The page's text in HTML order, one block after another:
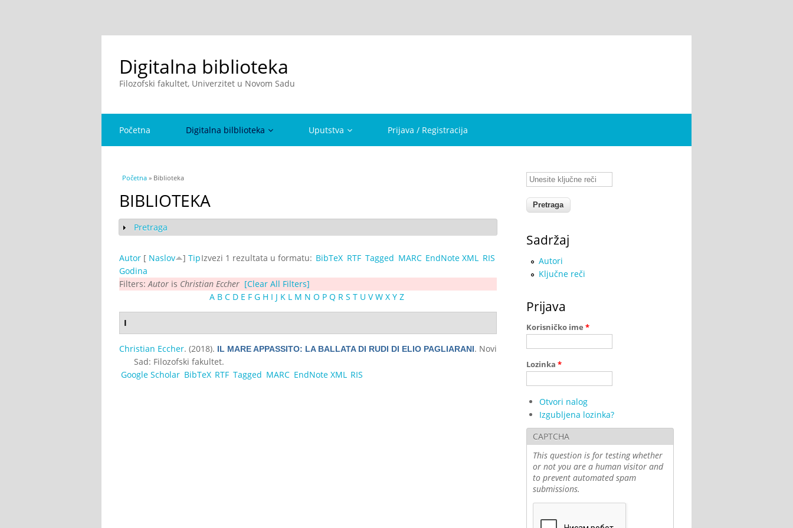
Digitalna biblioteka
Filozofski fakultet, Univerzitet u Novom Sadu
Početna Digitalna bilblioteka Uputstva Prijava / Registracija
You are here
Početna » Biblioteka
BIBLIOTEKA
Show
Pretraga
Izvezi 1 rezultata u formatu: BibTeX RTF Tagged MARC EndNote XML RIS
Autor [ Naslov ] Tip
Godina
Filters: Autor is Christian Eccher [Clear All Filters]
A B C D E F G H I J K L M N O P Q R S T U V W X Y Z
I
Christian Eccher. (2018). IL MARE APPASSITO: LA BALLATA DI RUDI DI ELIO PAGLIARANI. Novi
Sad: Filozofski fakultet.
Google Scholar BibTeX RTF Tagged MARC EndNote XML RIS
Unesite ključne reči
Sadržaj
Autori
Ključne reči
Prijava
Korisničko ime *
Lozinka *
Otvori nalog
Izgubljena lozinka?
CAPTCHA
This question is for testing whether
or not you are a human visitor and
to prevent automated spam
submissions.